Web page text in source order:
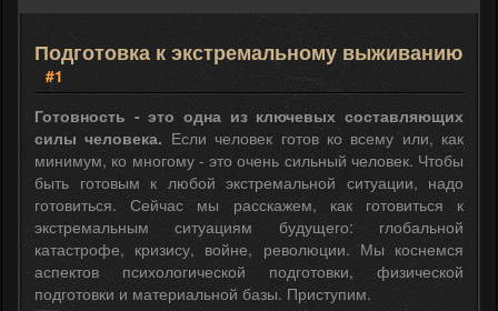
Подготовка к экстремальному выживанию
#1
Готовность - это одна из ключевых составляющих
силы человека. Если человек готов ко всему или, как
минимум, ко многому - это очень сильный человек. Чтобы
быть готовым к любой экстремальной ситуации, надо
готовиться. Сейчас мы расскажем, как готовиться к
экстремальным ситуациям будущего: глобальной
катастрофе, кризису, войне, революции. Мы коснемся
аспектов психологической подготовки, физической
подготовки и материальной базы. Приступим.